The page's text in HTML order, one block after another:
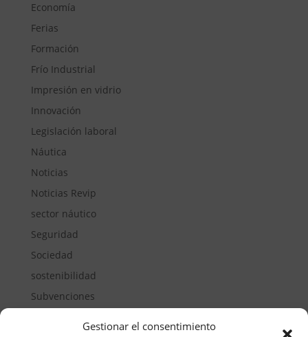
Gestionar el consentimiento
Economía
Ferias
Formación
Frío Industrial
Impresión en vidrio
Innovación
Legislación laboral
Náutica
Noticias
Noticias Revip
sector náutico
Seguridad
Sociedad
sostenibilidad
Subvenciones